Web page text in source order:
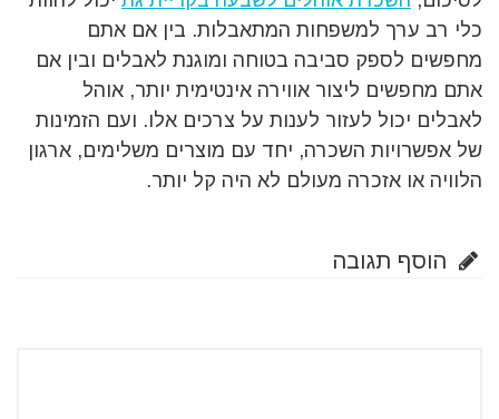
כלי רב ערך למשפחות המתאבלות. בין אם אתם
מחפשים לספק סביבה בטוחה ומוגנת לאבלים ובין אם
אתם מחפשים ליצור אווירה אינטימית יותר, אוהל
לאבלים יכול לעזור לענות על צרכים אלו. ועם הזמינות
של אפשרויות השכרה, יחד עם מוצרים משלימים, ארגון
הלוויה או אזכרה מעולם לא היה קל יותר.
הוסף תגובה